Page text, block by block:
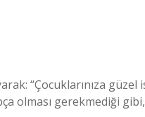
“Çocuklarınıza güzel
olması gerekmediği